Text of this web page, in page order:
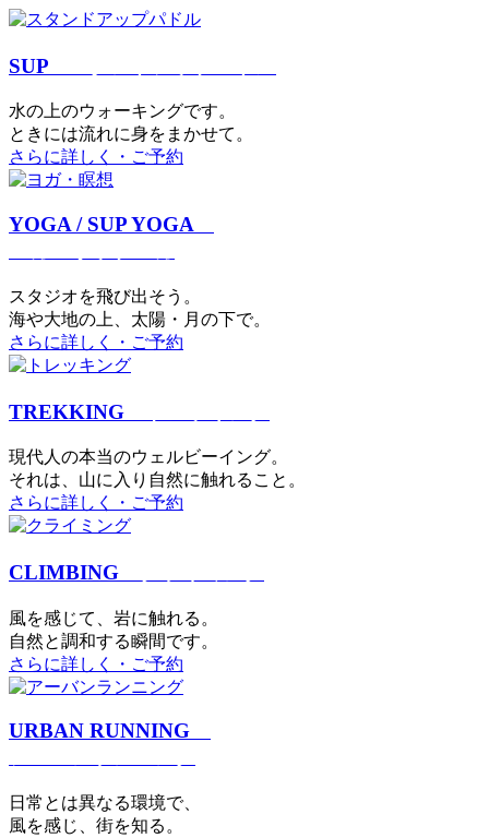
SUP
⽔の上のウォーキングです。
ときには流れに身をまかせて。
さらに詳しく・ご予約
YOGA / SUP YOGA
スタジオを⾶び出そう。
海や大地の上、太陽・⽉の下で。
さらに詳しく・ご予約
TREKKING
現代⼈の本当のウェルビーイング。
それは、⼭に⼊り⾃然に触れること。
さらに詳しく・ご予約
CLIMBING
⾵を感じて、岩に触れる。
⾃然と調和する瞬間です。
さらに詳しく・ご予約
URBAN RUNNING
日常とは異なる環境で、
風を感じ、街を知る。